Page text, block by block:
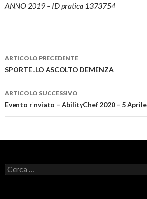
ANNO 2019 – ID pratica 1373754
Navigazione
articolo
ARTICOLO PRECEDENTE
SPORTELLO ASCOLTO DEMENZA
ARTICOLO SUCCESSIVO
Evento rinviato – AbilityChef 2020 – 5 Aprile
Ricerca
per: